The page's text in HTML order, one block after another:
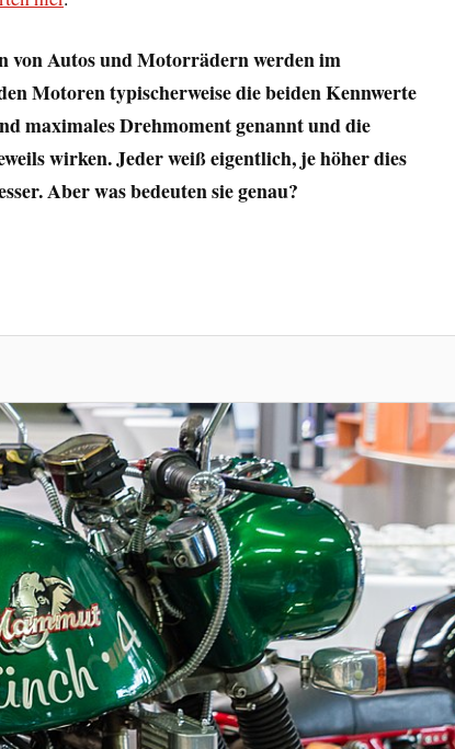
von Autos und Motorrädern werden im
Motoren typischerweise die beiden Kennwerte
maximales Drehmoment genannt und die
wirken. Jeder weiß eigentlich, je höher dies
Aber was bedeuten sie genau?